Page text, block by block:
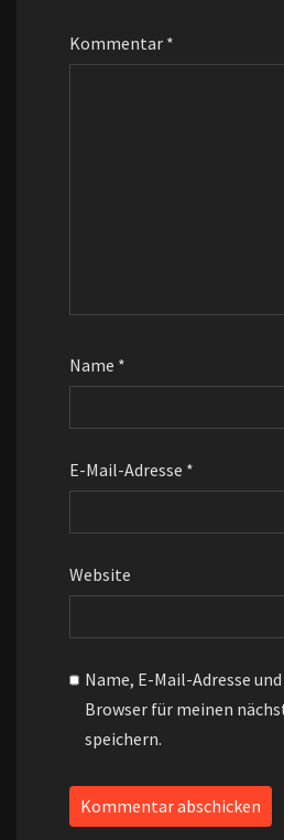
Kommentar *
Name *
E-Mail-Adresse *
Website
Name, E-Mail-Adresse
Browser für meinen
speichern.